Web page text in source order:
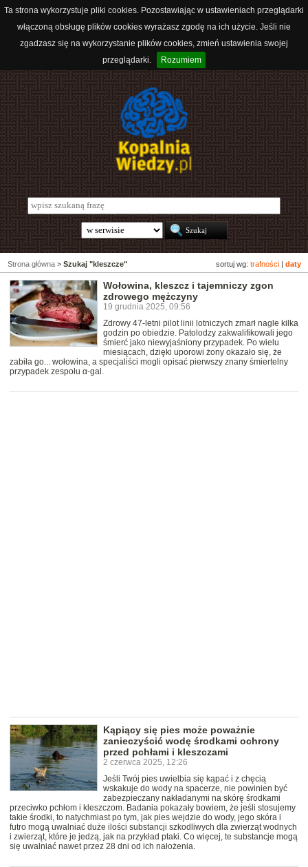
Ta strona wykorzystuje pliki cookies. Pozostawiając w ustawieniach przeglądarki
włączoną obsługę plików cookies wyrażasz zgodę na ich użycie. Jeśli nie
zgadzasz się na wykorzystanie plików cookies, zmień ustawienia swojej
przeglądarki.
Rozumiem
sortuj wg: trafności daty
Strona główna > Szukaj "kleszcze"
Wołowina, kleszcz i tajemniczy zgon
zdrowego mężczyny
19 grudnia 2025, 09:56
Zdrowy 47-letni pilot linii lotniczych zmarł nagle kilka
godzin po obiedzie. Patolodzy zakwalifikowali jego
śmierć jako niewyjaśniony przypadek. Po wielu
miesiącach, dzięki uporowi żony okazało się, że
zabiła go... wołowina, a specjaliści mogli opisać pierwszy znany śmiertelny
przypadek zespołu α-gal.
Kąpiący się pies może poważnie
zanieczyścić wodę środkami ochrony
przed pchłami i kleszczami
2 czerwca 2025, 12:26
Jeśli Twój pies uwielbia się kąpać i z chęcią
wskakuje do wody na spacerze, nie powinien być
zabezpieczany nakładanymi na skórę środkami
przeciwko pchłom i kleszczom. Badania pokazały bowiem, że jeśli stosujemy
takie środki, to natychmiast po tym, jak pies wejdzie do wody, jego skóra i
futro mogą uwalniać duże ilości substancji szkodliwych dla zwierząt wodnych
i zwierząt, które je jedzą, jak na przykład ptaki. Co więcej, te substancje mogą
się uwalniać nawet przez 28 dni od ich nałożenia.